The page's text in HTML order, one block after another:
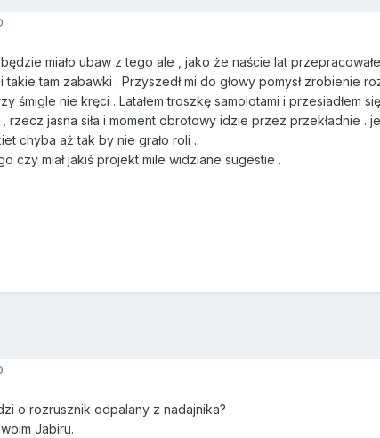
miało ubaw z tego ale , jako że naście lat
tam zabawki . Przyszedł mi do głowy pomysł zrobienie
śmigle nie kręci . Latałem troszkę samolotami i przesiadłem
, rzecz jasna siła i moment obrotowy idzie przez przekładnie
chyba aż tak by nie grało roli .
czy miał jakiś projekt mile widziane sugestie .
o rozrusznik odpalany z nadajnika?
Jabiru.